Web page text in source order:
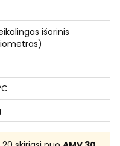
išorinis